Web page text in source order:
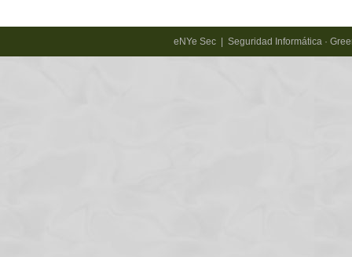
eNYe Sec | Seguridad Informática ·